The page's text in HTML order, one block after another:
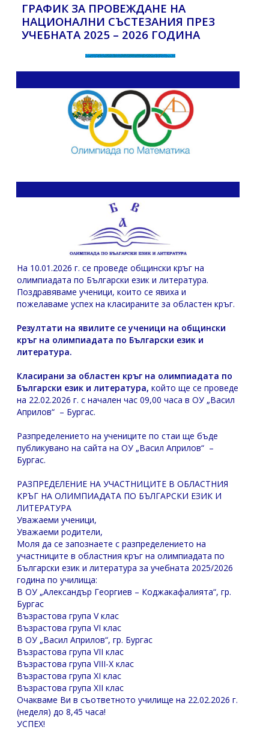
ГРАФИК ЗА ПРОВЕЖДАНЕ НА
НАЦИОНАЛНИ СЪСТЕЗАНИЯ ПРЕЗ
УЧЕБНАТА 2025 – 2026 ГОДИНА
На 10.01.2026 г. се проведе общински кръг на
олимпиадата по Български език и литература.
Поздравяваме ученици, които се явиха и
пожелаваме успех на класираните за областен кръг.
Резултати на явилите се ученици на общински
кръг на олимпиадата по Български език и
литература.
Класирани за областен кръг на олимпиадата по
Български език и литература, който ще се проведе
на 22.02.2026 г. с начален час 09,00 часа в ОУ „Васил
Априлов“ – Бургас.
Разпределението на учениците по стаи ще бъде
публикувано на сайта на ОУ „Васил Априлов“ –
Бургас.
РАЗПРЕДЕЛЕНИЕ НА УЧАСТНИЦИТЕ В ОБЛАСТНИЯ
КРЪГ НА ОЛИМПИАДАТА ПО БЪЛГАРСКИ ЕЗИК И
ЛИТЕРАТУРА
Уважаеми ученици,
Уважаеми родители,
Моля да се запознаете с разпределението на
участниците в областния кръг на олимпиадата по
Български език и литература за учебната 2025/2026
година по училища:
В ОУ „Александър Георгиев – Коджакафалията“, гр.
Бургас
Възрастова група V клас
Възрастова група VI клас
В ОУ „Васил Априлов“, гр. Бургас
Възрастова група VII клас
Възрастова група VIII-X клас
Възрастова група XI клас
Възрастова група XII клас
Очакваме Ви в съответното училище на 22.02.2026 г.
(неделя) до 8,45 часа!
УСПЕХ!